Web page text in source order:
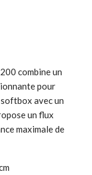
combine un
pour
avec un
un flux
maximale de